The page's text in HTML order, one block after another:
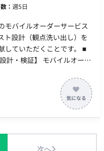
： 週5日
モバイルオーダーサービス
ト設計（観点洗い出し）を
ていただくことです。 ■
計・検証】 モバイルオーダ
者：4名（※本募集枠1名含
週5日 稼働曜日：月曜～金
次へ